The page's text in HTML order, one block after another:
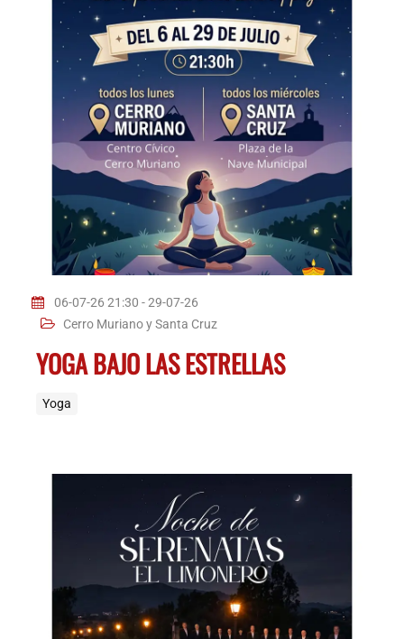
06-07-26 21:30 - 29-07-26
Cerro Muriano y Santa Cruz
YOGA BAJO LAS ESTRELLAS
Yoga